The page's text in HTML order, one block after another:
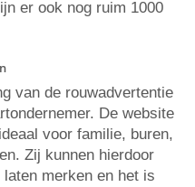
er ook nog ruim 1000
van de rouwadvertentie
De website
voor familie, buren,
Zij kunnen hierdoor
merken en het is